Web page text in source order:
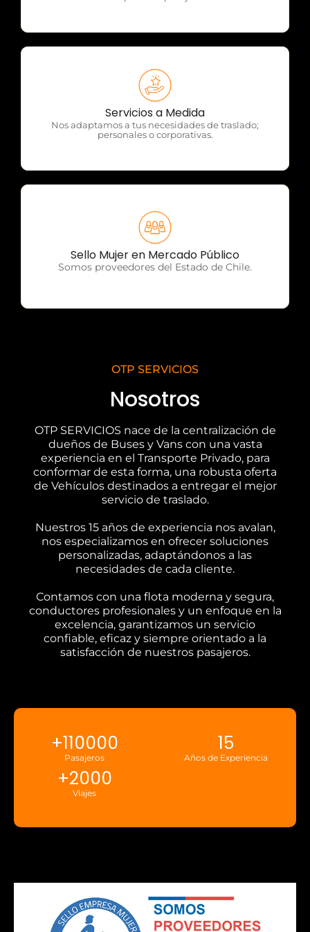
Servicios a Medida
Nos adaptamos a tus necesidades de traslado;
personales o corporativas.
OTP Servicios
Sello Mujer en Mercado Público
Somos proveedores del Estado de Chile.
OTP Servicios
OTP SERVICIOS
Nosotros
OTP SERVICIOS nace de la centralización de
dueños de Buses y Vans con una vasta
experiencia en el Transporte Privado, para
conformar de esta forma, una robusta oferta
de Vehículos destinados a entregar el mejor
servicio de traslado.
Nuestros 15 años de experiencia nos avalan,
nos especializamos en ofrecer soluciones
personalizadas, adaptándonos a las
necesidades de cada cliente.
Contamos con una flota moderna y segura,
conductores profesionales y un enfoque en la
excelencia, garantizamos un servicio
confiable, eficaz y siempre orientado a la
satisfacción de nuestros pasajeros.
Pasajeros
+110000
Años de Experiencia
15
Viajes
+2000